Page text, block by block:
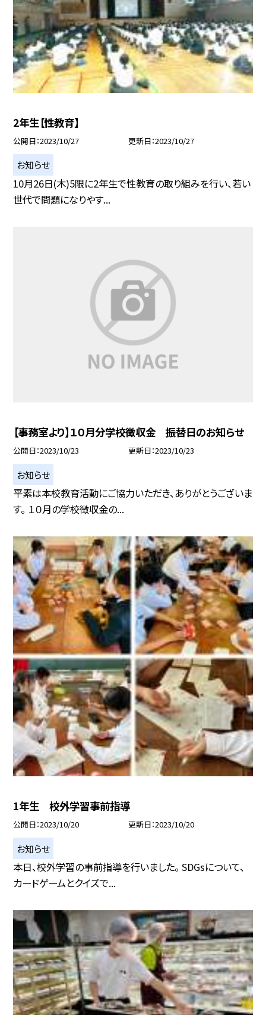
2年生【性教育】
公開日 2023/10/27 更新日 2023/10/27
お知らせ
10月26日(木)5限に2年生で性教育の取り組みを行い、若い
世代で問題になりやす...
【事務室より】１０月分学校徴収金 振替日のお知らせ
公開日 2023/10/23 更新日 2023/10/23
お知らせ
平素は本校教育活動にご協力いただき、ありがとうございま
す。 １０月の学校徴収金の...
1年生 校外学習事前指導
公開日 2023/10/20 更新日 2023/10/20
お知らせ
本日、校外学習の事前指導を行いました。 SDGsについて、
カードゲームとクイズで...